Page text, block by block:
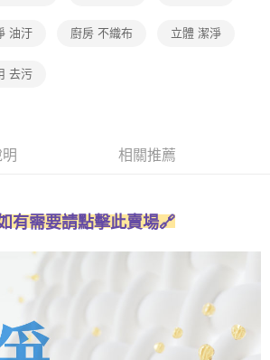
大股份有限公司」（以下簡稱本公司）所提供，讓
後，依約使用本公司帳單繳交帳款。
哥付你分期」之契約關係目的，商店將以您的個人
方式進行付款，方視為交易完成。
當下不需立刻繳費，但若您需要取消訂單，請聯絡
宜，請瀏覽以下網址：
先徵得法定代理人或監護人之同意方可使用
未經同意申辦者引起之損失，本公司不負相關責
付」時，將依據個別帳號之用戶狀況，依本公司即
度；若仍有額度不足之情形，本公司將視審查結果
號或使用他人資訊註冊。若發現惡意使用之情形，
再下單，限當日自取)
油汙 廚房 不織布 立體 潔淨
去污
相關推薦
有需要請點擊此賣場🔗